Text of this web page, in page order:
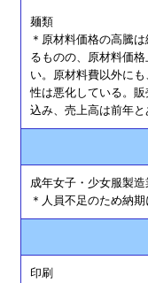
麺類
＊原材料価格の高騰
るものの、原材料価
い。原材料費以外に
性は悪化している。
込み、売上高は前年と
成年女子・少女服製造
＊人員不足のため納
印刷